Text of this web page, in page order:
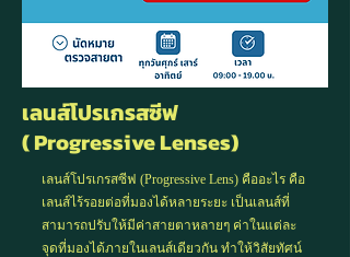
เลนส์โปรเกรสซีฟ
( Progressive Lenses)
เลนส์โปรเกรสซีฟ (Progressive Lens) คืออะไร คือ
เลนส์ไร้รอยต่อที่มองได้หลายระยะ เป็นเลนส์ที่
สามารถปรับให้มีค่าสายตาหลายๆ ค่าในแต่ละ
จุดที่มองได้ภายในเลนส์เดียวกัน ทำให้วิสัยทัศน์